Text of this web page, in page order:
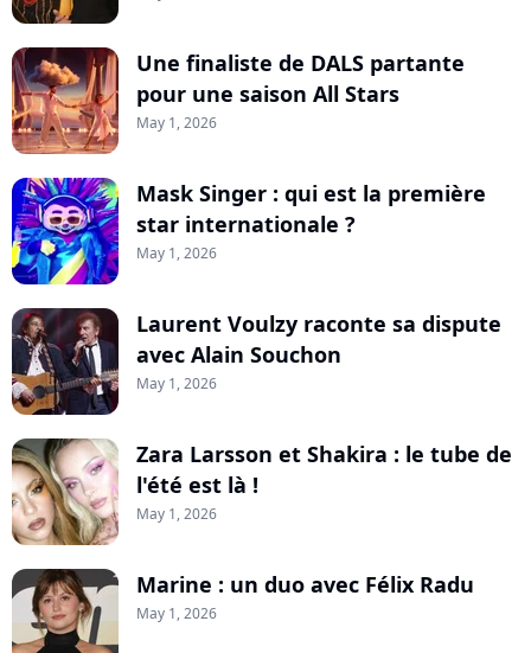
Une finaliste de DALS partante
pour une saison All Stars
May 1, 2026
Mask Singer : qui est la première
star internationale ?
May 1, 2026
Laurent Voulzy raconte sa dispute
avec Alain Souchon
May 1, 2026
Zara Larsson et Shakira : le tube de
l'été est là !
May 1, 2026
Marine : un duo avec Félix Radu
May 1, 2026